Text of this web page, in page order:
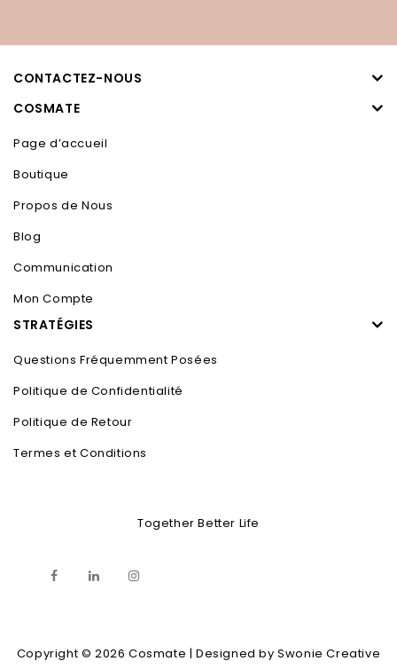
CONTACTEZ-NOUS
COSMATE
Page d’accueil
Boutique
Propos de Nous
Blog
Communication
Mon Compte
STRATÉGIES
Questions Fréquemment Posées
Politique de Confidentialité
Politique de Retour
Termes et Conditions
Together Better Life
Copyright © 2026 Cosmate | Designed by Swonie Creative